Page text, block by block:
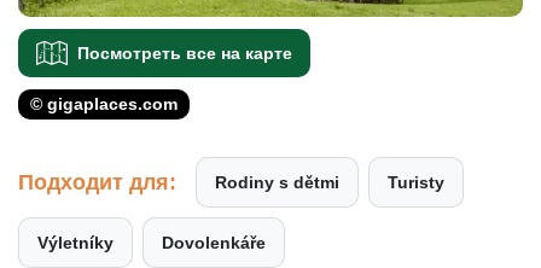
Посмотреть все на карте
© gigaplaces.com
Подходит для: Rodiny s dětmi Turisty
Výletníky Dovolenkáře